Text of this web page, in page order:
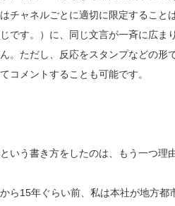
チャネルごとに適切に限定するこ
です。）に、同じ文言が一斉に広
。ただし、反応をスタンプなどの
コメントすることも可能です。
いう書き方をしたのは、もう一つ理
ら15年ぐらい前、私は本社が地方都